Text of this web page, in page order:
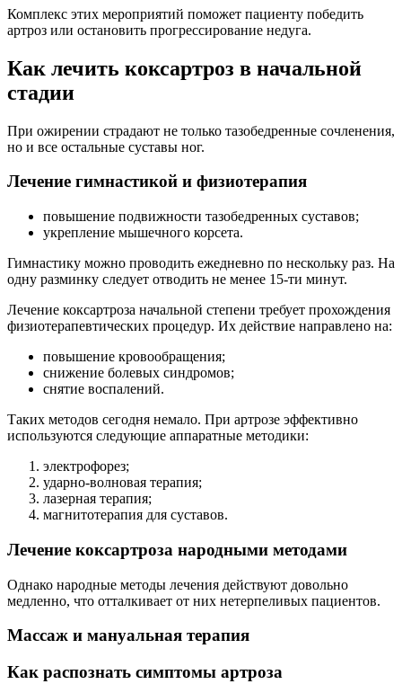
Комплекс этих мероприятий поможет пациенту победить
артроз или остановить прогрессирование недуга.
Как лечить коксартроз в начальной
стадии
При ожирении страдают не только тазобедренные сочленения,
но и все остальные суставы ног.
Лечение гимнастикой и физиотерапия
повышение подвижности тазобедренных суставов;
укрепление мышечного корсета.
Гимнастику можно проводить ежедневно по нескольку раз. На
одну разминку следует отводить не менее 15-ти минут.
Лечение коксартроза начальной степени требует прохождения
физиотерапевтических процедур. Их действие направлено на:
повышение кровообращения;
снижение болевых синдромов;
снятие воспалений.
Таких методов сегодня немало. При артрозе эффективно
используются следующие аппаратные методики:
электрофорез;
ударно-волновая терапия;
лазерная терапия;
магнитотерапия для суставов.
Лечение коксартроза народными методами
Однако народные методы лечения действуют довольно
медленно, что отталкивает от них нетерпеливых пациентов.
Массаж и мануальная терапия
Как распознать симптомы артроза